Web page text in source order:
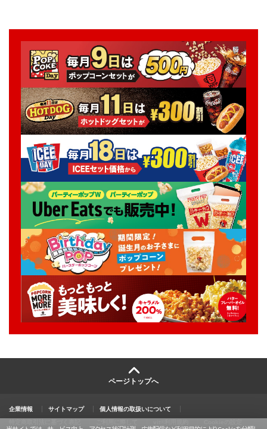
ページトップへ
企業情報 サイトマップ
個人情報の取扱いについて